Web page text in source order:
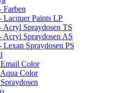
Farben
Lacquer Paints LP
Acryl Spraydosen TS
Acryl Spraydosen AS
Lexan Spraydosen PS
Color
Color